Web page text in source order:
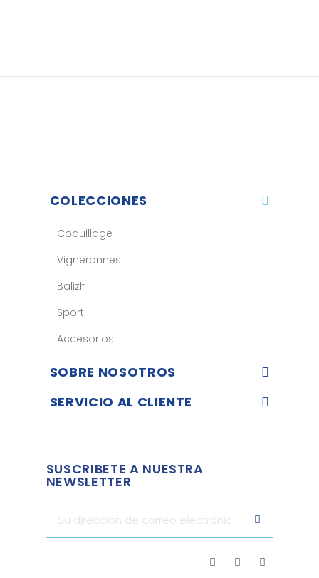
COLECCIONES
Coquillage
Vigneronnes
Balizh
Sport
Accesorios
SOBRE NOSOTROS
SERVICIO AL CLIENTE
SUSCRIBETE A NUESTRA
NEWSLETTER